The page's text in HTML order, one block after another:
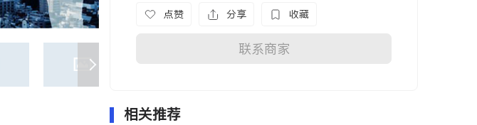
点赞 分享 收藏
联系商家
相关推荐